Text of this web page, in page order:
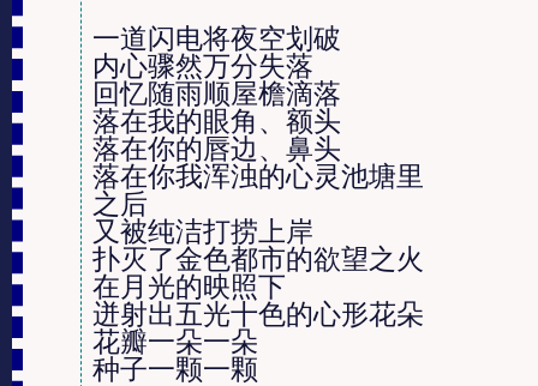
一道闪电将夜空划破
内心骤然万分失落
回忆随雨顺屋檐滴落
落在我的眼角、额头
落在你的唇边、鼻头
落在你我浑浊的心灵池塘里
之后
又被纯洁打捞上岸
扑灭了金色都市的欲望之火
在月光的映照下
迸射出五光十色的心形花朵
花瓣一朵一朵
种子一颗一颗